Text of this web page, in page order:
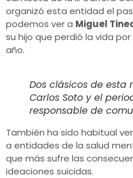
organizó esta entidad el
podemos ver a Miguel
su hijo que perdió la vida
año.
Dos clásicos de esta
Carlos Soto y el
responsable de
También ha sido habitual
a entidades de la salud
que más sufre las
ideaciones suicidas.